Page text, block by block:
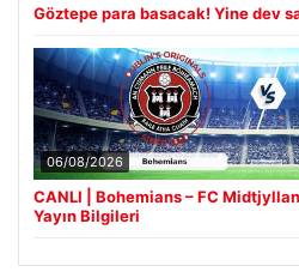
Göztepe para basacak! Yine dev
06/08/2026
CANLI | Bohemians – FC
Yayın Bilgileri